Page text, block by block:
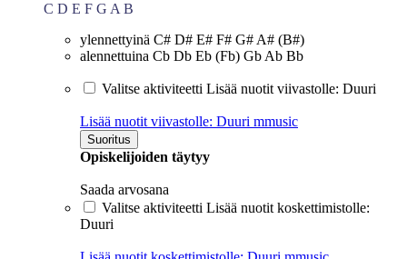
C D E F G A B
ylennettyinä C# D# E# F# G# A# (B#)
alennettuina Cb Db Eb (Fb) Gb Ab Bb
Valitse aktiviteetti Lisää nuotit viivastolle: Duuri
Lisää nuotit viivastolle: Duuri mmusic
Suoritus
Opiskelijoiden täytyy
Saada arvosana
Valitse aktiviteetti Lisää nuotit koskettimistolle:
Duuri